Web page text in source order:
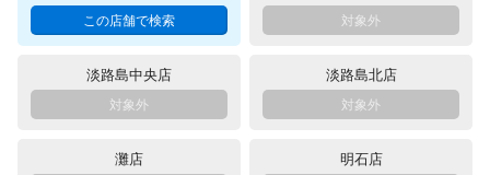
淡路島中央店 淡路島北店
灘店 明石店